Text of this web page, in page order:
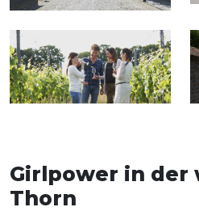
Girlpower in der
Thorn